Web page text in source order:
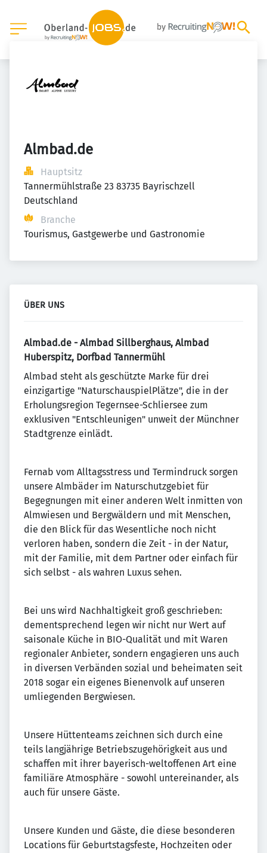
Almbad.de
Hauptsitz
Tannermühlstraße 23 83735 Bayrischzell
Deutschland
Branche
Tourismus, Gastgewerbe und Gastronomie
ÜBER UNS
Almbad.de - Almbad Sillberghaus, Almbad
Huberspitz, Dorfbad Tannermühl
Almbad steht als geschützte Marke für drei
einzigartige "NaturschauspielPlätze", die in der
Erholungsregion Tegernsee-Schliersee zum
exklusiven "Entschleunigen" unweit der Münchner
Stadtgrenze einlädt.
Fernab vom Alltagsstress und Termindruck sorgen
unsere Almbäder im Naturschutzgebiet für
Begegnungen mit einer anderen Welt inmitten von
Almwiesen und Bergwäldern und mit Menschen,
die den Blick für das Wesentliche noch nicht
verloren haben, sondern die Zeit - in der Natur,
mit der Familie, mit dem Partner oder einfach für
sich selbst - als wahren Luxus sehen.
Bei uns wird Nachhaltigkeit groß geschrieben:
dementsprechend legen wir nicht nur Wert auf
saisonale Küche in BIO-Qualität und mit Waren
regionaler Anbieter, sondern engagieren uns auch
in diversen Verbänden sozial und beheimaten seit
2018 sogar ein eigenes Bienenvolk auf unseren
umliegenden Bergwiesen.
Unsere Hüttenteams zeichnen sich durch eine
teils langjährige Betriebszugehörigkeit aus und
schaffen mit ihrer bayerisch-weltoffenen Art eine
familiäre Atmosphäre - sowohl untereinander, als
auch für unsere Gäste.
Unsere Kunden und Gäste, die diese besonderen
Locations für Geburtstagsfeste, Hochzeiten oder